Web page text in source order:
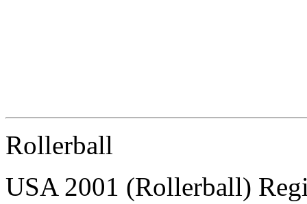
Rollerball
USA 2001 (Rollerball)